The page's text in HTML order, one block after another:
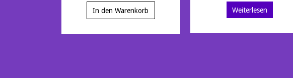
In den Warenkorb Weiterlesen